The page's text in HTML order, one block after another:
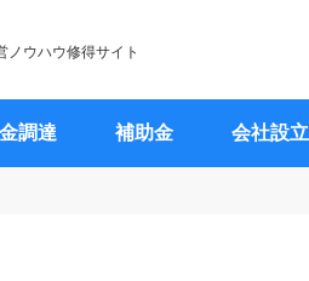
ノウハウ修得サイト
調達 補助金 会社設立